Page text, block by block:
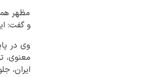
مظهر
و گفت:
وی در
معنوی،
ایران،